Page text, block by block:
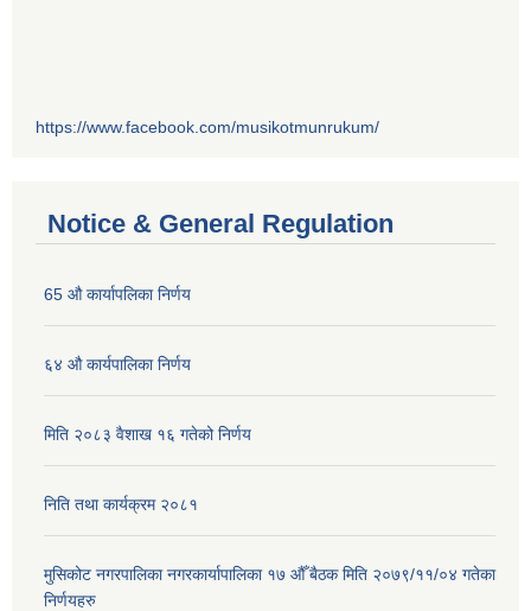
https://www.facebook.com/musikotmunrukum/
Notice & General Regulation
65 औ कार्यापलिका निर्णय
६४ औ कार्यपालिका निर्णय
मिति २०८३ वैशाख १६ गतेको निर्णय
निति तथा कार्यक्रम २०८१
मुसिकोट नगरपालिका नगरकार्यापालिका १७ औँ बैठक मिति २०७९/११/०४ गतेका
निर्णयहरु